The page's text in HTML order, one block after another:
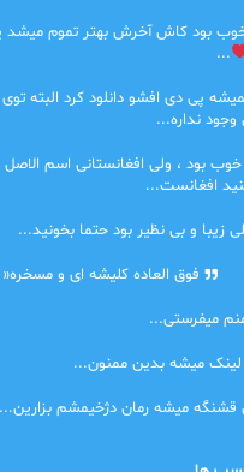
بود کاش آخرش بهتر تموم میشد
...
پی دی افشو دانلود کرد البته
نداره...
بود ، ولی افغانستانی اسم الاصل
افغانست...
زیبا و بی نظیر بود حتما بخونید...
فوق العاده کلیشه ای و مسخره«
میفرستی...
میشه بدین ممنون...
قشنگه میشه رمان دژخیمشم بزارین...